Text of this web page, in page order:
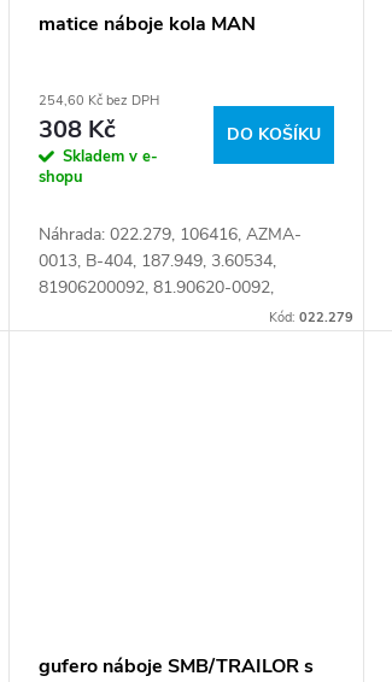
matice náboje kola MAN
254,60 Kč bez DPH
308 Kč
Skladem v e-
shopu
DO KOŠÍKU
Náhrada: 022.279, 106416, AZMA-
0013, B-404, 187.949, 3.60534,
81906200092, 81.90620-0092,
81.90620.0092 Číslo karty: 060017
Kód: 022.279
gufero náboje SMB/TRAILOR s